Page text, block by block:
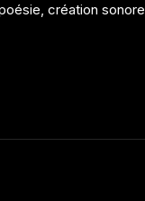
création sonore